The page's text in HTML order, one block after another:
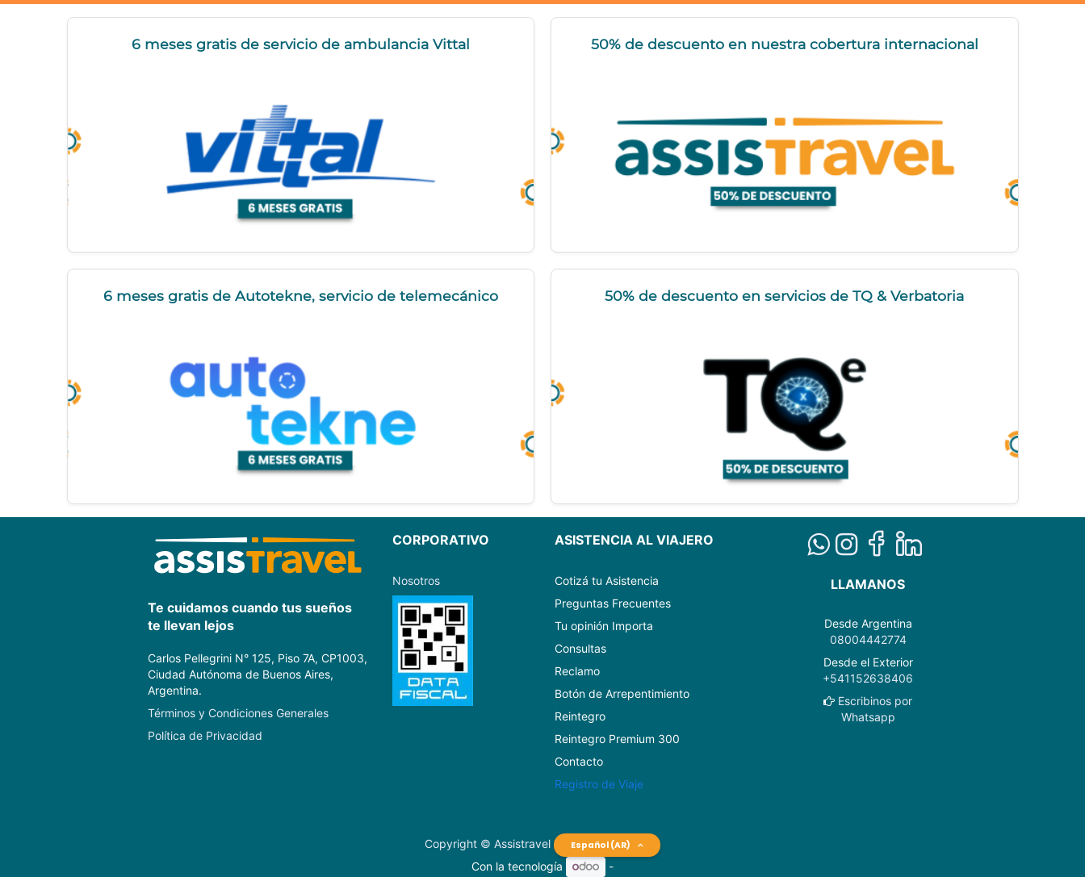
6 meses gratis de servicio de ambulancia Vittal 50% de descuento en nuestra cobertura internacional
6 meses gratis de Autotekne, servicio de telemecánico 50% de descuento en servicios de TQ & Verbatoria
Te cuidamos cuando tus sueños
te llevan lejos
Carlos Pellegrini N° 125, Piso 7A, CP1003,
Ciudad Autónoma de Buenos Aires,
Argentina.
Términos y Condiciones Generales
Política de Privacidad
CORPORATIVO
Nosotros
ASISTENCIA AL VIAJERO
Cotizá tu Asistencia
Preguntas Frecuentes
Tu opinión Importa
Consultas
Reclamo
Botón de Arrepentimiento
Reintegro
Reintegro Premium 300
Contacto
Registro de Viaje
LLAMANOS
Desde Argentina
08004442774
Desde el Exterior
+541152638406
Escribinos por
Whatsapp
Copyright © Assistravel Español (AR)
Con la tecnología -